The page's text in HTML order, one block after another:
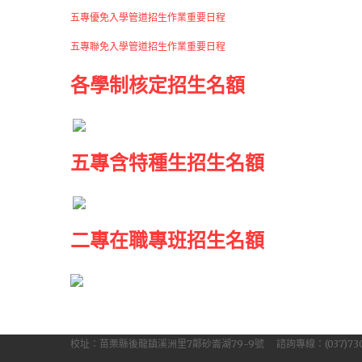
五專優免入學管道招生作業重要日程
五專聯免入學管道招生作業重要日程
各學制核定招生名額
五專含特種生招生名額
二專在職專班招生名額
校址：苗栗縣後龍鎮溪洲里7鄰砂崙湖79-9號 諮詢專線：